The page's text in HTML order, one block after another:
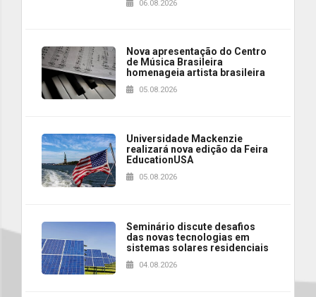
06.08.2026
Nova apresentação do Centro
de Música Brasileira
homenageia artista brasileira
05.08.2026
Universidade Mackenzie
realizará nova edição da Feira
EducationUSA
05.08.2026
Seminário discute desafios
das novas tecnologias em
sistemas solares residenciais
04.08.2026